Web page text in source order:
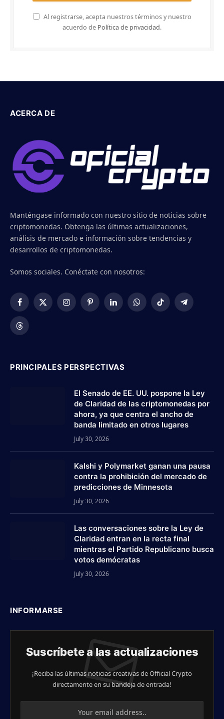
Al registrarse, acepta nuestros términos y nuestro
acuerdo de Política de privacidad.
ACERCA DE
Manténgase informado con nuestro sitio de noticias sobre
criptomonedas. Obtenga las últimas actualizaciones,
análisis de mercado e información sobre tendencias y
desarrollos de criptomonedas.
Somos sociales. Conéctate con nosotros:
Facebook
X
InstagramPinterestLinkedInWhatsAppTikTok Telegram
Threads
PRINCIPALES PERSPECTIVAS
El Senado de EE. UU. pospone la Ley
de Claridad de las criptomonedas por
ahora, ya que centra el ancho de
banda limitado en otros lugares
July 30, 2026
Kalshi y Polymarket ganan una pausa
contra la prohibición del mercado de
predicciones de Minnesota
July 30, 2026
Las conversaciones sobre la Ley de
Claridad entran en la recta final
mientras el Partido Republicano busca
votos demócratas
July 30, 2026
INFORMARSE
Suscríbete a las actualizaciones
¡Reciba las últimas noticias creativas de Official Crypto
directamente en su bandeja de entrada!